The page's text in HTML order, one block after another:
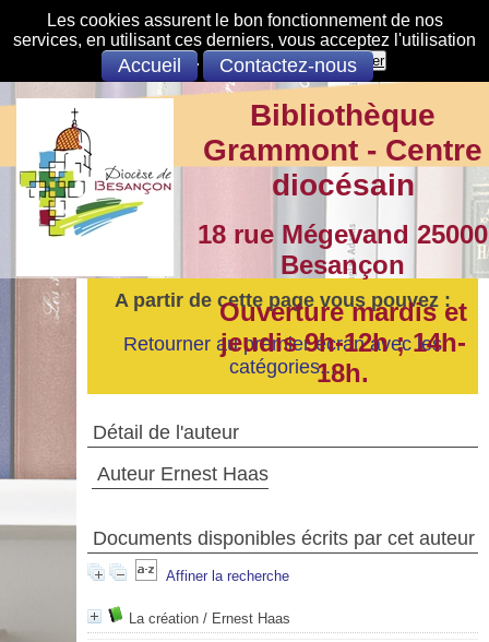
Les cookies assurent le bon fonctionnement de nos
services, en utilisant ces derniers, vous acceptez l'utilisation
des cookies.
S'opposer Accepter
Accueil Contactez-nous
A partir de cette page vous pouvez :
Retourner au premier écran avec les
catégories...
Détail de l'auteur
Auteur Ernest Haas
Documents disponibles écrits par cet auteur
Affiner la recherche
La création/ Ernest Haas
Bibliothèque
Grammont - Centre
diocésain
18 rue Mégevand 25000
Besançon
Ouverture mardis et
jeudis 9h-12h ; 14h-
18h.